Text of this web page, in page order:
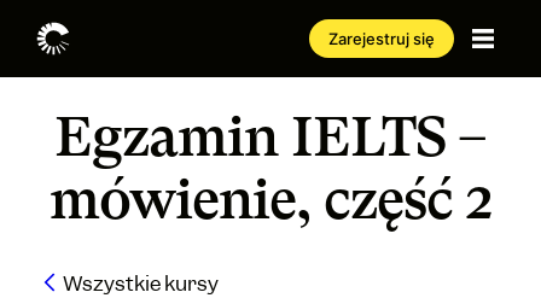
Zarejestruj się
Egzamin IELTS –
mówienie, część 2
Wszystkie kursy